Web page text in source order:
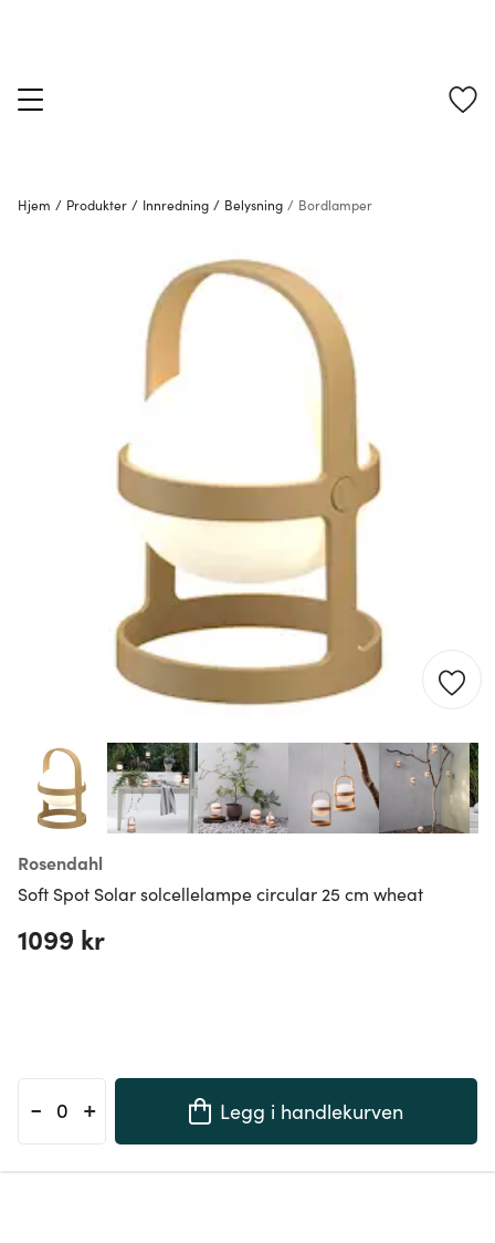
Hjem / Produkter / Innredning / Belysning / Bordlamper
Rosendahl
Soft Spot Solar solcellelampe circular 25 cm wheat
1099 kr
- + Legg i handlekurven